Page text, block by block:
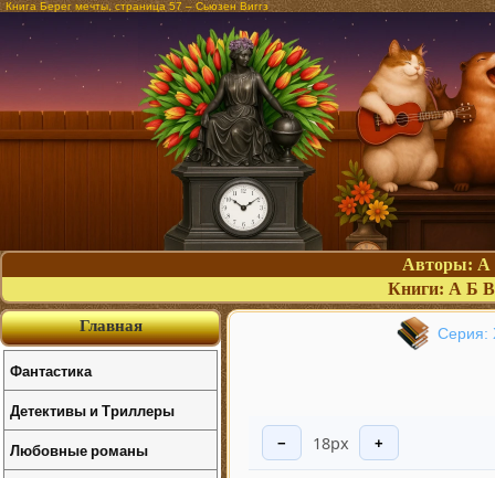
Книга Берег мечты, страница 57 – Сьюзен Виггз
Авторы: А
Книги: А Б В
Серия:
− 18px +
Главная
Фантастика
Детективы и Триллеры
Любовные романы